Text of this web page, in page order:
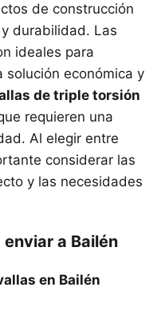
de construcción
durabilidad. Las
ideales para
solución económica y
de triple torsión
requieren una
Al elegir entre
considerar las
y las necesidades
a Bailén
en Bailén